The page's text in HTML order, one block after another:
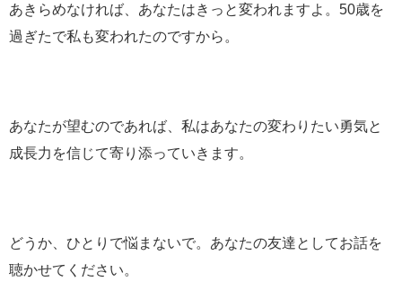
あきらめなければ、あなたはきっと変われますよ。50歳を
過ぎたで私も変われたのですから。
あなたが望むのであれば、私はあなたの変わりたい勇気と
成長力を信じて寄り添っていきます。
どうか、ひとりで悩まないで。あなたの友達としてお話を
聴かせてください。